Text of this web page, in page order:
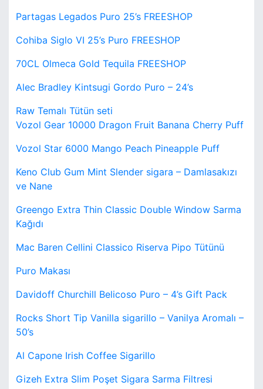
Partagas Legados Puro 25’s FREESHOP
Cohiba Siglo VI 25’s Puro FREESHOP
70CL Olmeca Gold Tequila FREESHOP
Alec Bradley Kintsugi Gordo Puro – 24’s
Raw Temalı Tütün seti
Vozol Gear 10000 Dragon Fruit Banana Cherry Puff
Vozol Star 6000 Mango Peach Pineapple Puff
Keno Club Gum Mint Slender sigara – Damlasakızı
ve Nane
Greengo Extra Thin Classic Double Window Sarma
Kağıdı
Mac Baren Cellini Classico Riserva Pipo Tütünü
Puro Makası
Davidoff Churchill Belicoso Puro – 4’s Gift Pack
Rocks Short Tip Vanilla sigarillo – Vanilya Aromalı –
50’s
Al Capone Irish Coffee Sigarillo
Gizeh Extra Slim Poşet Sigara Sarma Filtresi